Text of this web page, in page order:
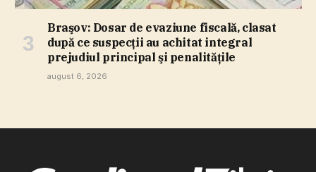
Braşov: Dosar de evaziune fiscală, clasat
după ce suspecţii au achitat integral
prejudiul principal şi penalităţile
august 6, 2026